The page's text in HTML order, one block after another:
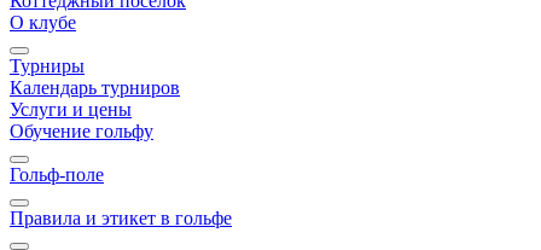
О клубе
Турниры
Календарь турниров
Услуги и цены
Обучение гольфу
Гольф-поле
Правила и этикет в гольфе